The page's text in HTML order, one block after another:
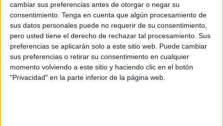
cambiar sus preferencias antes de otorgar o negar su
consentimiento. Tenga en cuenta que algún procesamiento de
sus datos personales puede no requerir de su consentimiento,
pero usted tiene el derecho de rechazar tal procesamiento. Sus
preferencias se aplicarán solo a este sitio web. Puede cambiar
sus preferencias o retirar su consentimiento en cualquier
momento volviendo a este sitio y haciendo clic en el botón
"Privacidad" en la parte inferior de la página web.
En total, más de 250 categorías verticales de
toda la industria, en todo el mundo. Como
explica Josep Tribó, VP senior de AcuityAds para
España y LATAM: “Este informe muestra un valor
muy importante en tiempos de exposición a
muchos impactos publicitarios, como es la “cuota
de atención”. Cada vez más las marcas buscan